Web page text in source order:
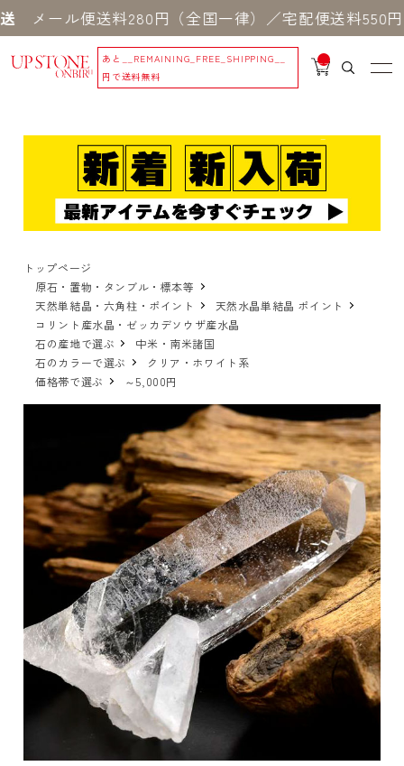
便送料280円（全国一律）／宅配便送料550円 ※一
あと
__REMAINING_FREE_SHIPPING__
円で送料無料
__
IT
_
トップページ
原石・置物・タンブル・標本等
天然単結晶・六角柱・ポイント
天然水晶単結晶 ポイント
コリント産水晶・ゼッカデソウザ産水晶
石の産地で選ぶ
中米・南米諸国
石のカラーで選ぶ
クリア・ホワイト系
価格帯で選ぶ
～5,000円